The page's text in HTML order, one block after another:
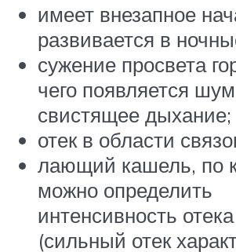
имеет внезапное
развивается в
сужение просвета
чего появляется
свистящее дыхание;
отек в области
лающий кашель, по
можно определить
интенсивность
(сильный отек